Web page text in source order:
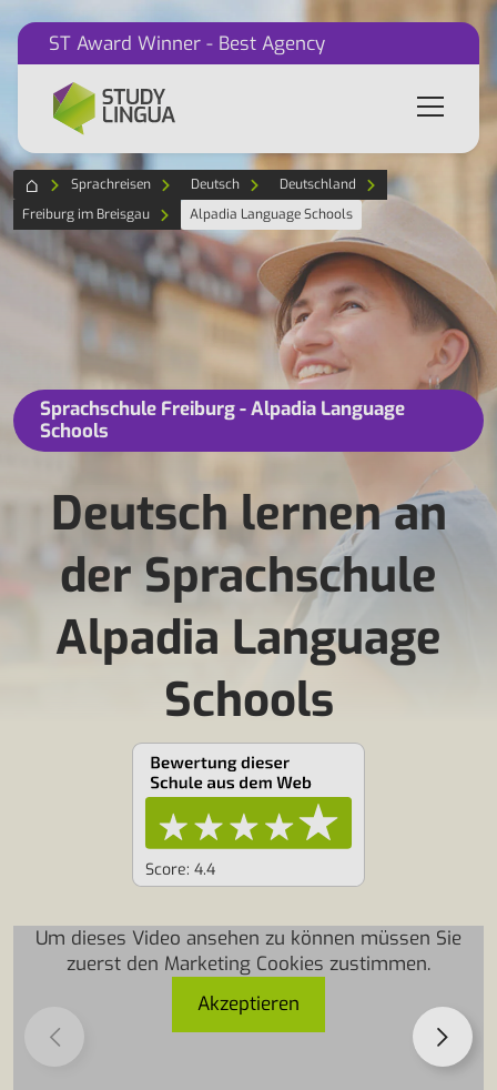
ST Award Winner - Best Agency
Sprachreisen Deutsch
Deutschland
Freiburg im Breisgau
Alpadia Language Schools
Sprachschule Freiburg - Alpadia Language
Schools
Deutsch lernen an
der Sprachschule
Alpadia Language
Schools
Score: 4.4
Um dieses Video ansehen zu können müssen Sie
zuerst den Marketing Cookies zustimmen.
Akzeptieren